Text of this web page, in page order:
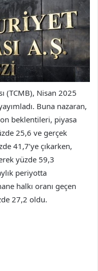
(TCMB), Nisan 2025
Buna nazaran,
beklentileri, piyasa
25,6 ve gerçek
41,7’ye çıkarken,
yüzde 59,3
periyotta
halkı oranı geçen
27,2 oldu.